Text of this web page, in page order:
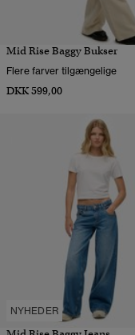
Mid Rise Baggy Bukser
Flere farver tilgængelige
DKK 599,00
NYHEDER